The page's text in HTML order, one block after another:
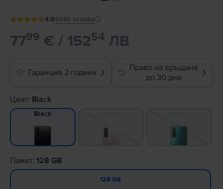
4.84940 отзива
7799 € / 15254 ЛВ
Гаранция 2 години ❯
Право на връщане
до 30 дни
❯
Цвят: Black
Black
Памет: 128 GB
128 GB